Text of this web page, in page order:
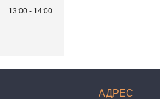
13:00
14:00